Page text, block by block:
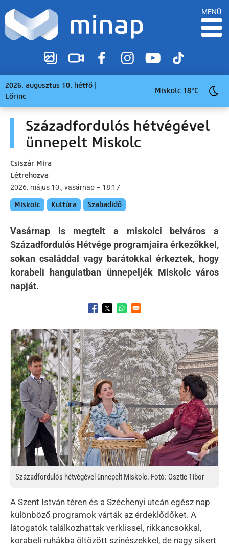
MENÜ
2026. augusztus 10. hétfő |
Lőrinc
Miskolc 18°C
Századfordulós hétvégével
ünnepelt Miskolc
Csiszár Míra
Létrehozva
2026. május 10., vasárnap – 18:17
Miskolc Kultúra Szabadidő
Vasárnap is megtelt a miskolci belváros a
Századfordulós Hétvége programjaira érkezőkkel,
sokan családdal vagy barátokkal érkeztek, hogy
korabeli hangulatban ünnepeljék Miskolc város
napját.
Opens in a new window
Opens in a new window
Opens in a new window
Kép
Századfordulós hétvégével ünnepelt Miskolc. Fotó: Osztie Tibor
A Szent István téren és a Széchenyi utcán egész nap
különböző programok várták az érdeklődőket. A
látogatók találkozhattak verklissel, rikkancsokkal,
korabeli ruhákba öltözött színészekkel, de nagy sikert